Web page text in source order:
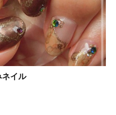
イル